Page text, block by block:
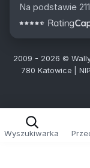
Na podstawie
2009 - 2026 ©
780 Katowice |
Wyszukiwarka